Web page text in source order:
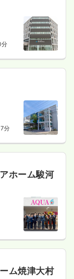
一時募集休止
分
分
ホーム駿河
ム焼津大村